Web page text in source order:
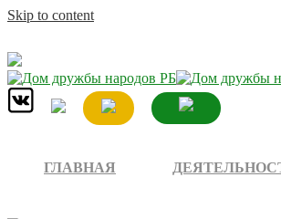
Skip to content
ГЛАВНАЯ